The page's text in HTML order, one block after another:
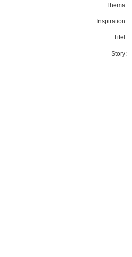
Thema:
Inspiration:
Titel:
Story: